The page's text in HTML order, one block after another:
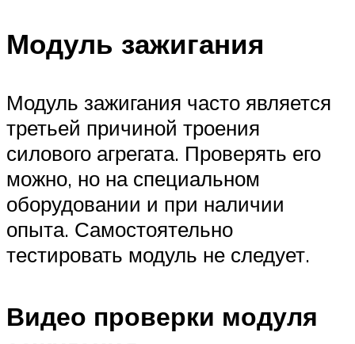
Модуль зажигания
Модуль зажигания часто является
третьей причиной троения
силового агрегата. Проверять его
можно, но на специальном
оборудовании и при наличии
опыта. Самостоятельно
тестировать модуль не следует.
Видео проверки модуля